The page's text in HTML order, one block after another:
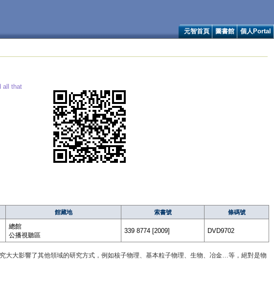
元智首頁 圖書館 個人Portal
all that
館藏地 索書號 條碼號
總館
公播視聽區
339 8774 [2009] DVD9702
大影響了其他領域的研究方式，例如核子物理、基本粒子物理、生物、冶金…等，絕對是物